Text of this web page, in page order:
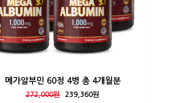
메가알부민 60정 4병 총 4개월분
272,000원 239,360원